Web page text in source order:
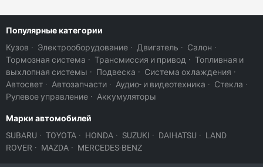
Популярные категории
Кузов · Электрооборудование · Двигатель · Салон ·
Тормозная система · Трансмиссия и привод · Топливная и
выхлопная системы · Подвеска · Система охлаждения ·
Автосвет · Автозапчасти · Аудио- и видеотехника · Стекла ·
Рулевое управление · Аккумуляторы
Марки автомобилей
SUBARU · TOYOTA · HONDA · SUZUKI · DAIHATSU · LAND
ROVER · MAZDA · MERCEDES-BENZ